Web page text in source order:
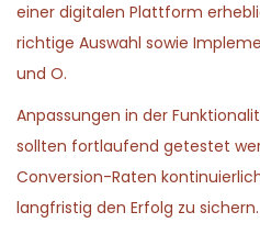
einer digitalen Plattform
richtige Auswahl sowie
und O.
Anpassungen in der
sollten fortlaufend getestet
Conversion-Raten
langfristig den Erfolg zu sichern.